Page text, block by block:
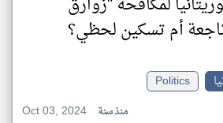
أم تسكين لحظي؟
Politics
Oct 03, 2024
منذ سنة